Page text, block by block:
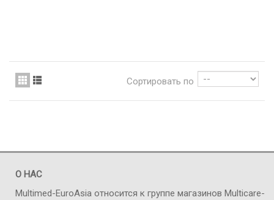
Сортировать по
О НАС
Multimed-EuroAsia относится к группе магазинов Multicare-